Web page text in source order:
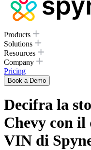
Products
Solutions
Resources
Company
Pricing
Book a Demo
Decifra la
Chevy con il
VIN di